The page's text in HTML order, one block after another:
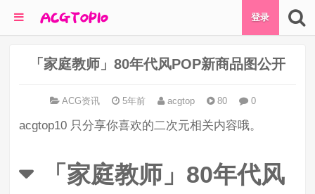
登录
「家庭教师」80年代风POP新商品图公开
ACG资讯 5年前 acgtop 80 0
acgtop10 只分享你喜欢的二次元相关内容哦。
「家庭教师」80年代风